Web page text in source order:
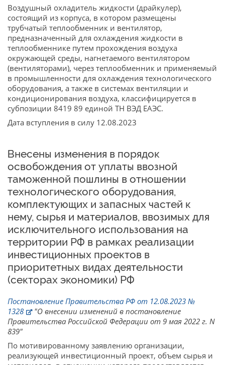
Воздушный охладитель жидкости (драйкулер),
состоящий из корпуса, в котором размещены
трубчатый теплообменник и вентилятор,
предназначенный для охлаждения жидкости в
теплообменнике путем прохождения воздуха
окружающей среды, нагнетаемого вентилятором
(вентиляторами), через теплообменник и применяемый
в промышленности для охлаждения технологического
оборудования, а также в системах вентиляции и
кондиционирования воздуха, классифицируется в
субпозиции 8419 89 единой ТН ВЭД ЕАЭС.
Дата вступления в силу 12.08.2023
Внесены изменения в порядок
освобождения от уплаты ввозной
таможенной пошлины в отношении
технологического оборудования,
комплектующих и запасных частей к
нему, сырья и материалов, ввозимых для
исключительного использования на
территории РФ в рамках реализации
инвестиционных проектов в
приоритетных видах деятельности
(секторах экономики) РФ
Постановление Правительства РФ от 12.08.2023 №
1328
"О внесении изменений в постановление
Правительства Российской Федерации от 9 мая 2022 г. N
839"
По мотивированному заявлению организации,
реализующей инвестиционный проект, объем сырья и